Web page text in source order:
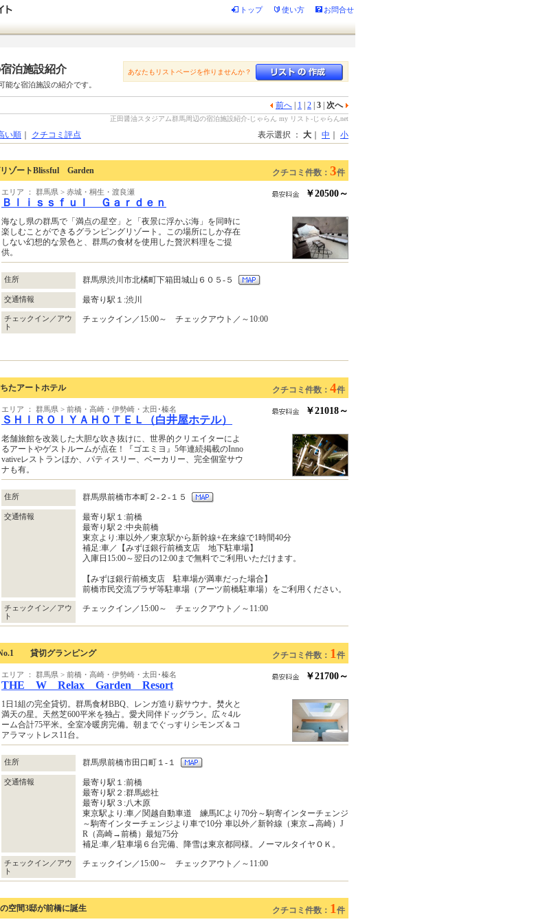
トップ 使い方 お問合せ
泊施設紹介
な宿泊施設の紹介です。
あなたもリストページを作りませんか？
前へ 1 2 3 次へ
正田醤油スタジアム群馬周辺の宿泊施設紹介-じゃらん my リスト-じゃらんnet
い順 クチコミ評点 表示選択 ： 大 中 小
リゾートBlissful Garden クチコミ件数： 3件
エリア ： 群馬県 > 赤城・桐生・渡良瀬
Ｂｌｉｓｓｆｕｌ Ｇａｒｄｅｎ
￥20500～
海なし県の群馬で「満点の星空」と「夜景に浮かぶ海」を同時に
楽しむことができるグランピングリゾート。この場所にしか存在
しない幻想的な景色と、群馬の食材を使用した贅沢料理をご提
供。
住所 群馬県渋川市北橘町下箱田城山６０５‐５
交通情報 最寄り駅１:渋川
チェックイン／アウ
ト
チェックイン／15:00～ チェックアウト／～10:00
たアートホテル クチコミ件数： 4件
エリア ： 群馬県 > 前橋・高崎・伊勢崎・太田･榛名
ＳＨＩＲＯＩＹＡＨＯＴＥＬ（白井屋ホテル）
￥21018～
老舗旅館を改装した大胆な吹き抜けに、世界的クリエイターによ
るアートやゲストルームが点在！『ゴエミヨ』5年連続掲載のInno
vativeレストランほか、パティスリー、ベーカリー、完全個室サウ
ナも有。
住所 群馬県前橋市本町２‐２‐１５
交通情報
最寄り駅１:前橋
最寄り駅２:中央前橋
東京より:車以外／東京駅から新幹線+在来線で1時間40分
補足:車／【みずほ銀行前橋支店 地下駐車場】
入庫日15:00～翌日の12:00まで無料でご利用いただけます。
【みずほ銀行前橋支店 駐車場が満車だった場合】
前橋市民交流プラザ等駐車場（アーツ前橋駐車場）をご利用ください。
チェックイン／アウ
ト
チェックイン／15:00～ チェックアウト／～11:00
No.1 貸切グランピング クチコミ件数： 1 件
エリア ： 群馬県 > 前橋・高崎・伊勢崎・太田･榛名
THE W Relax Garden Resort
￥21700～
1日1組の完全貸切。群馬食材BBQ、レンガ造り薪サウナ。焚火と
満天の星。天然芝600平米を独占。愛犬同伴ドッグラン。広々4ル
ーム合計75平米。全室冷暖房完備。朝までぐっすりシモンズ＆コ
アラマットレス11台。
住所 群馬県前橋市田口町１‐１
交通情報
最寄り駅１:前橋
最寄り駅２:群馬総社
最寄り駅３:八木原
東京駅より:車／関越自動車道 練馬ICより70分～駒寄インターチェンジ
～駒寄インターチェンジより車で10分 車以外／新幹線（東京→高崎）J
R（高崎→前橋）最短75分
補足:車／駐車場６台完備、降雪は東京都同様。ノーマルタイヤＯＫ。
チェックイン／アウ
ト
チェックイン／15:00～ チェックアウト／～11:00
空間3邸が前橋に誕生 クチコミ件数： 1 件